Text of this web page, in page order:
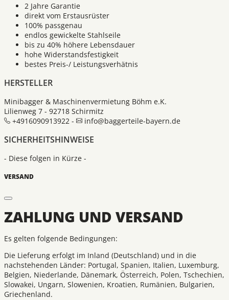
2 Jahre Garantie
direkt vom Erstausrüster
100% passgenau
endlos gewickelte Stahlseile
bis zu 40% höhere Lebensdauer
hohe Widerstandsfestigkeit
bestes Preis-/ Leistungsverhätnis
HERSTELLER
Minibagger & Maschinenvermietung Böhm e.K.
Lilienweg 7 - 92718 Schirmitz
+4916090913922 -
info@baggerteile-bayern.de
SICHERHEITSHINWEISE
- Diese folgen in Kürze -
VERSAND
ZAHLUNG UND VERSAND
Es gelten folgende Bedingungen:
Die Lieferung erfolgt im Inland (Deutschland) und in die
nachstehenden Länder: Portugal, Spanien, Italien, Luxemburg,
Belgien, Niederlande, Dänemark, Österreich, Polen, Tschechien,
Slowakei, Ungarn, Slowenien, Kroatien, Rumänien, Bulgarien,
Griechenland.